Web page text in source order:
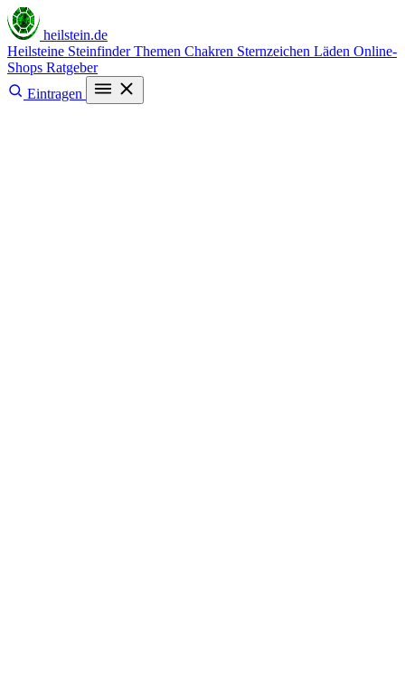
heilstein.de
Heilsteine SteinfinderThemen Chakren Sternzeichen Läden Online-
Shops Ratgeber
Eintragen